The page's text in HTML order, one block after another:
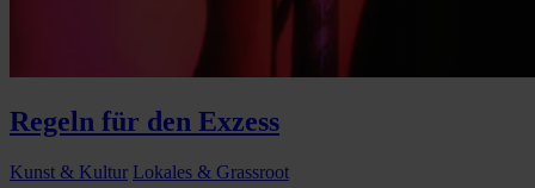
Regeln für den Exzess
Kunst & Kultur Lokales & Grassroot